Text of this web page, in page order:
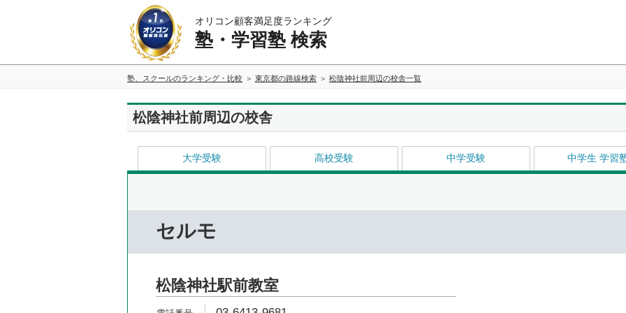
オリコン顧客満足度ランキング
塾・学習塾 検索
塾、スクールのランキング・比較 東京都の路線検索 松陰神社前周辺の校舎一覧
松陰神社前周辺の校舎
大学受験 高校受験 中学受験 中学生 学習
セルモ
松陰神社駅前教室